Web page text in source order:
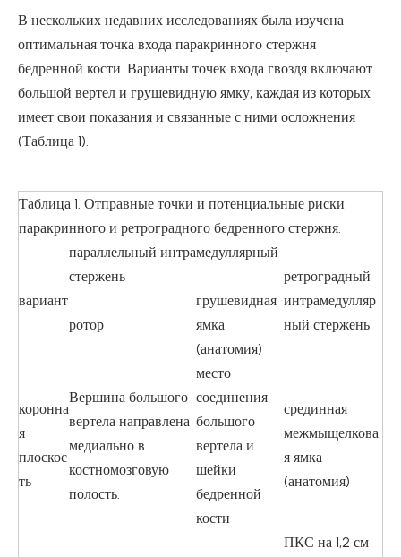
В нескольких недавних исследованиях была изучена
оптимальная точка входа паракринного стержня
бедренной кости. Варианты точек входа гвоздя включают
большой вертел и грушевидную ямку, каждая из которых
имеет свои показания и связанные с ними осложнения
(Таблица 1).
Таблица 1. Отправные точки и потенциальные риски
паракринного и ретроградного бедренного стержня.
вариант
параллельный интрамедуллярный
стержень
ретроградный
интрамедулляр
ный стержень
ротор
грушевидная
ямка
(анатомия)
коронна
я
плоскос
ть
Вершина большого
вертела направлена ​​
медиально в
костномозговую
полость.
место
соединения
большого
вертела и
шейки
бедренной
кости
срединная
межмыщелкова
я ямка
(анатомия)
ПКС на 1,2 см